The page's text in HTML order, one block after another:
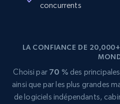
concurrents
LA CONFIANCE DE 20,000+
Choisi par 70 % des
ainsi que par les plus grandes
de logiciels indépendants,